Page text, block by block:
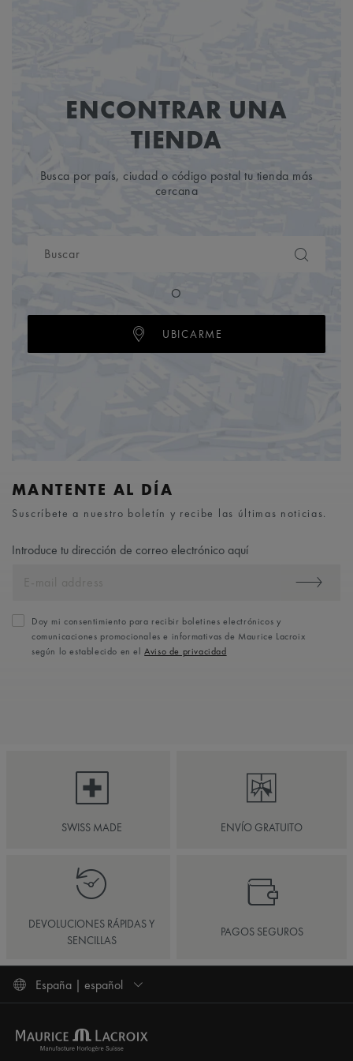
ENCONTRAR UNA
TIENDA
Busca por país, ciudad o código postal tu tienda más
cercana
O
UBICARME
MANTENTE AL DÍA
Suscríbete a nuestro boletín y recibe las últimas noticias.
Introduce tu dirección de correo electrónico aquí
Doy mi consentimiento para recibir boletines electrónicos y
comunicaciones promocionales e informativas de Maurice Lacroix
según lo establecido en elAviso de privacidad
SWISS MADE ENVÍO GRATUITO
DEVOLUCIONES RÁPIDAS Y
SENCILLAS
PAGOS SEGUROS
España | español